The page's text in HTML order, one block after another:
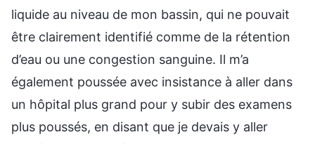
liquide au niveau de mon bassin, qui ne pouvait
être clairement identifié comme de la rétention
d’eau ou une congestion sanguine. Il m’a
également poussée avec insistance à aller dans
un hôpital plus grand pour y subir des examens
plus poussés, en disant que je devais y aller